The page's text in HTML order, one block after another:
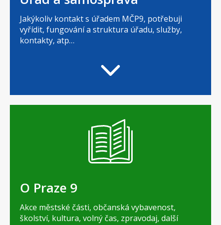
Jakýkoliv kontakt s úřadem MČP9, potřebuji
vyřídit, fungování a struktura úřadu, služby,
kontakty, atp…
O Praze 9
Akce městské části, občanská vybavenost,
školství, kultura, volný čas, zpravodaj, další